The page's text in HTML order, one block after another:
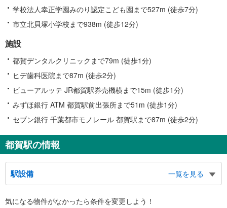
学校法人幸正学園みのり認定こども園まで527m (徒歩7分)
市立北貝塚小学校まで938m (徒歩12分)
施設
都賀デンタルクリニックまで79m (徒歩1分)
ヒデ歯科医院まで87m (徒歩2分)
ビューアルッテ JR都賀駅券売機横まで15m (徒歩1分)
みずほ銀行 ATM 都賀駅前出張所まで51m (徒歩1分)
セブン銀行 千葉都市モノレール 都賀駅まで87m (徒歩2分)
都賀駅の情報
駅設備
一覧を見る
※段差なしでの移動経路
気になる物件がなかったら条件を変更しよう！